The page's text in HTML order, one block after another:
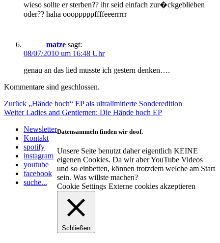
wieso sollte er sterben?? ihr seid einfach zur�ckgeblieben
oder?? haha ooopppppffffeeerrrrr
matze sagt:
08/07/2010 um 16:48 Uhr
genau an das lied musste ich gestern denken….
Kommentare sind geschlossen.
Beitragsnavigation
Zurück
Vorheriger
Beitrag:
„Hände hoch“ EP als ultralimitierte Sonderedition
Weiter Nächster
Ladies and Gentlemen: Die Hände hoch EP
Newsletter
Kontakt
spotify
instagram
youtube
facebook
suche...
Datensammeln finden wir doof.
Unsere Seite benutzt daher eigentlich KEINE
eigenen Cookies. Da wir aber YouTube Videos
und so einbetten, können trotzdem welche am Start
sein. Was willste machen?
Cookie Settings Externe cookies akzeptieren
Schließen